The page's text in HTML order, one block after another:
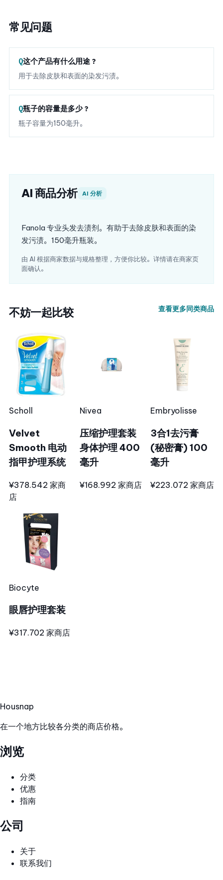
常见问题
这个产品有什么用途？
用于去除皮肤和表面的染发污渍。
瓶子的容量是多少？
瓶子容量为150毫升。
AI 商品分析 AI 分析
Fanola 专业头发去渍剂。有助于去除皮肤和表面的染
发污渍。150毫升瓶装。
由 AI 根据商家数据与规格整理，方便你比较。详情请在商家页
面确认。
不妨一起比较 查看更多同类商品
Scholl
Velvet
Smooth 电动
指甲护理系统
¥378.542 家商
店
Nivea
压缩护理套装
身体护理 400
毫升
¥168.992 家商店
Embryolisse
3合1去污膏
(秘密膏) 100
毫升
¥223.072 家商店
Biocyte
眼唇护理套装
¥317.702 家商店
Housnap
在一个地方比较各分类的商店价格。
浏览
分类
优惠
指南
公司
关于
联系我们